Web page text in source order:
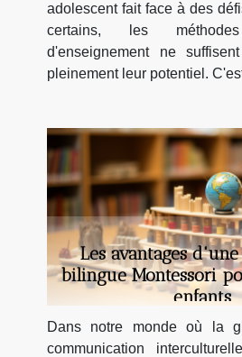
adolescent fait face à des
certains, les méthodes
d'enseignement ne
pleinement leur potentiel.
Les avantages
bilingue Montessori
enfants
Dans notre monde où la
communication